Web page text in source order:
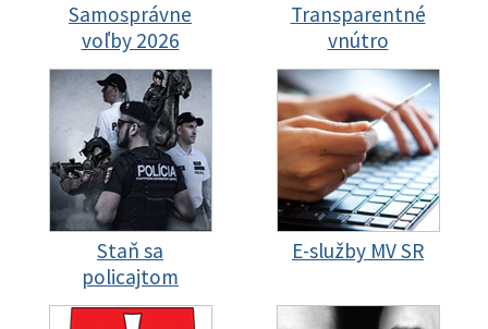
Samosprávne
voľby 2026
Transparentné
vnútro
Staň sa
policajtom
E-služby MV SR